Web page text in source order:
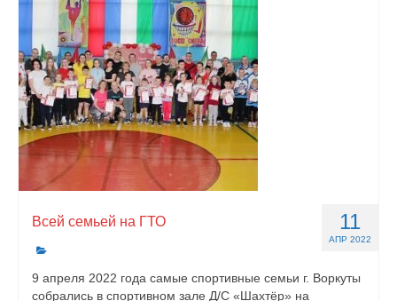
11
АПР 2022
Всей семьей на ГТО
9 апреля 2022 года самые спортивные семьи г. Воркуты
собрались в спортивном зале Д/С «Шахтёр» на